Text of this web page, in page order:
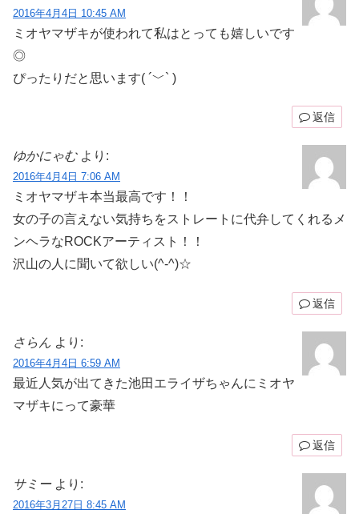
2016年4月4日 10:45 AM
ミオヤマザキが使われて私はとっても嬉しいです
◎
ぴったりだと思います( ´﹀` )
返信
ゆかにゃむ より:
2016年4月4日 7:06 AM
ミオヤマザキ本当最高です！！
女の子の言えない気持ちをストレートに代弁してくれるメ
ンヘラなROCKアーティスト！！
沢山の人に聞いて欲しい(^-^)☆
返信
さらん より:
2016年4月4日 6:59 AM
最近人気が出てきた池田エライザちゃんにミオヤ
マザキにって豪華
返信
サミー より:
2016年3月27日 8:45 AM